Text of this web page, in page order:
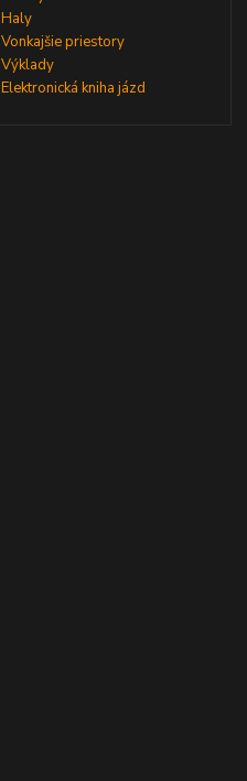
Haly
Vonkajšie priestory
Výklady
Elektronická kniha jázd